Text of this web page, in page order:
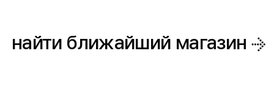
найти ближайший магазин